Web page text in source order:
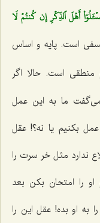
أَهۡلَ ٱلذِّكۡرِ إِن كُنتُمۡ لَا
است. پایه و اساس
منطقی است. حالا اگر
ما به این عمل‌
بکنیم یا نه؟! عقل‌
ندارد مثل خر سرت را
او را امتحان بکن بعد
به او بده! عقل این را‌